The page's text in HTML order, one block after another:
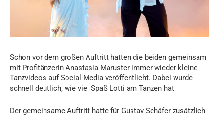
Schon vor dem großen Auftritt hatten die beiden gemeinsam
mit Profitänzerin Anastasia Maruster immer wieder kleine
Tanzvideos auf Social Media veröffentlicht. Dabei wurde
schnell deutlich, wie viel Spaß Lotti am Tanzen hat.
Der gemeinsame Auftritt hatte für Gustav Schäfer zusätzlich